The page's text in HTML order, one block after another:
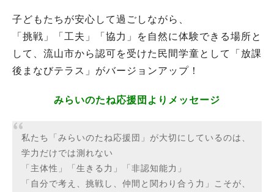
子どもたちが安心して過ごしながら、
「挑戦」「工夫」「協力」を自然に体験できる場所と
して、流山市から認可を受けた民間学童として「放課
後まなびテラス」がバージョンアップ！
みらいのたね応援団よりメッセージ
私たち「みらいのたね応援団」が大切にしているのは、
学力だけでは測れない
「主体性」「生きる力」「非認知能力」
「自分で考え、挑戦し、仲間と関わり合う力」こそが、